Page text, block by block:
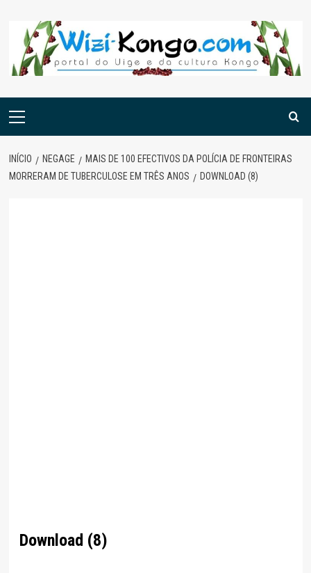
content
Menu
INÍCIO NEGAGE
MAIS DE 100 EFECTIVOS DA POLÍCIA DE FRONTEIRAS
MORRERAM DE TUBERCULOSE EM TRÊS ANOS
DOWNLOAD (8)
Download (8)